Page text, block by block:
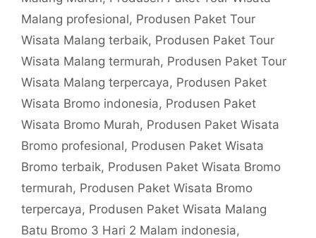
Malang profesional, Produsen Paket Tour
Wisata Malang terbaik, Produsen Paket Tour
Wisata Malang termurah, Produsen Paket Tour
Wisata Malang terpercaya, Produsen Paket
Wisata Bromo indonesia, Produsen Paket
Wisata Bromo Murah, Produsen Paket Wisata
Bromo profesional, Produsen Paket Wisata
Bromo terbaik, Produsen Paket Wisata Bromo
termurah, Produsen Paket Wisata Bromo
terpercaya, Produsen Paket Wisata Malang
Batu Bromo 3 Hari 2 Malam indonesia,